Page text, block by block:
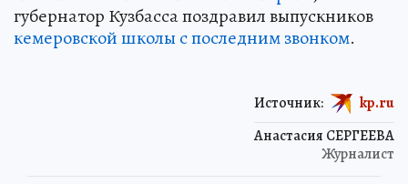
губернатор Кузбасса поздравил выпускников
кемеровской школы с последним звонком.
Анастасия СЕРГЕЕВА
Журналист
Источник: kp.ru